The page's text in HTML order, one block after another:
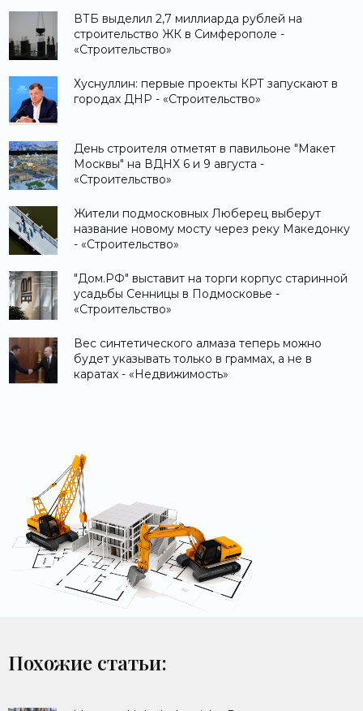
ВТБ выделил 2,7 миллиарда рублей на
строительство ЖК в Симферополе -
«Строительство»
Хуснуллин: первые проекты КРТ запускают в
городах ДНР - «Строительство»
День строителя отметят в павильоне "Макет
Москвы" на ВДНХ 6 и 9 августа -
«Строительство»
Жители подмосковных Люберец выберут
название новому мосту через реку Македонку
- «Строительство»
"Дом.РФ" выставит на торги корпус старинной
усадьбы Сенницы в Подмосковье -
«Строительство»
Вес синтетического алмаза теперь можно
будет указывать только в граммах, а не в
каратах - «Недвижимость»
Похожие статьи: